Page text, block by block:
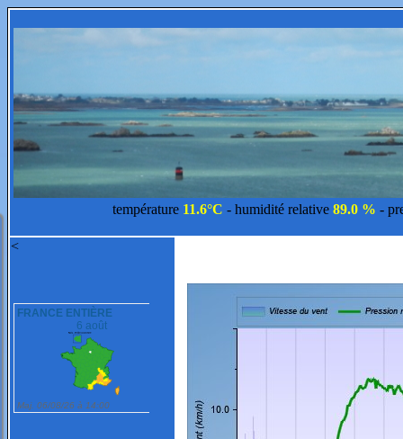
température 11.6°C - humidité relative 89.0 % -
<